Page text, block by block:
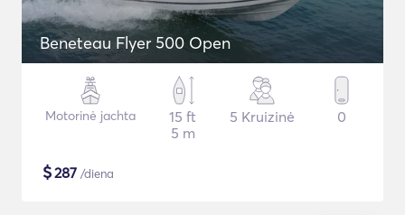
Beneteau Flyer 500 Open
Motorinė jachta
15 ft
5 m
5 Kruizinė 0
$287 /diena